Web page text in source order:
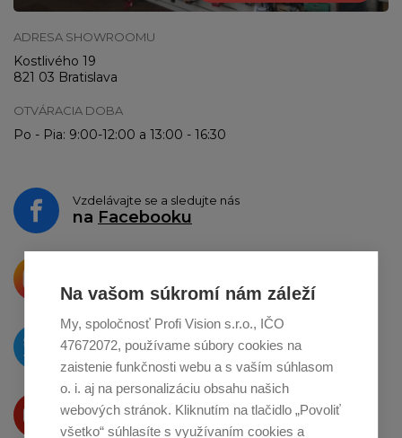
ADRESA SHOWROOMU
Kostlivého 19
821 03 Bratislava
OTVÁRACIA DOBA
Po - Pia: 9:00-12:00 a 13:00 - 16:30
Vzdelávajte se a sledujte nás
na Facebooku
o zdieľanie naInstagrame
O novinkách píšeme
naTwitteri
Produkty Vám predstavujeme
na Youtube
Na vašom súkromí nám záleží
My, spoločnosť Profi Vision s.r.o., IČO
47672072, používame súbory cookies na
zaistenie funkčnosti webu a s vaším súhlasom
o. i. aj na personalizáciu obsahu našich
webových stránok. Kliknutím na tlačidlo „Povoliť
všetko“ súhlasíte s využívaním cookies a